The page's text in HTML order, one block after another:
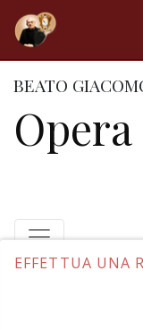
BEATO
EFFETTUA UNA